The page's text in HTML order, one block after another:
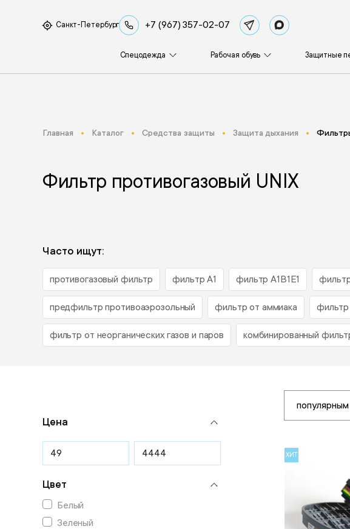
Санкт-Петербург +7 (967) 357-02-07
Спецодежда Рабочая обувь Защитные
Главная Каталог Средства защиты Защита дыхания
Фильтр противогазовый UNIX
Часто ищут:
противогазовый фильтр фильтр А1 фильтр А1В1Е1
предфильтр противоаэрозольный фильтр от аммиака фильтр
фильтр от неорганических газов и паров комбинированный
Цена
Цвет
Белый
Зеленый
популярным
ХИТ